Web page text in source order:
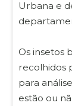
Urbana e
Os insetos
recolhidos
para
estão ou